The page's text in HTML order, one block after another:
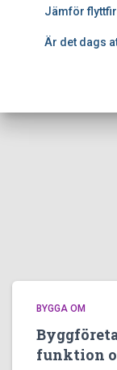
Jämför
Är det dags
BYGGA OM
funktion